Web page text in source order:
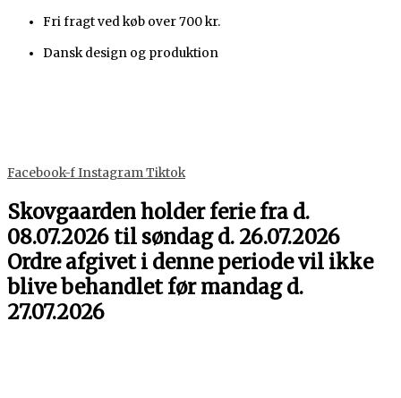
indholdet
Fri fragt ved køb over 700 kr.
Dansk design og produktion
Facebook-fInstagramTiktok
Skovgaarden holder ferie fra d.
08.07.2026 til søndag d. 26.07.2026
Ordre afgivet i denne periode vil ikke
blive behandlet før mandag d.
27.07.2026
Kagestempel
vare
har
oprindelige
pris
aktuelle
pris
vare
har